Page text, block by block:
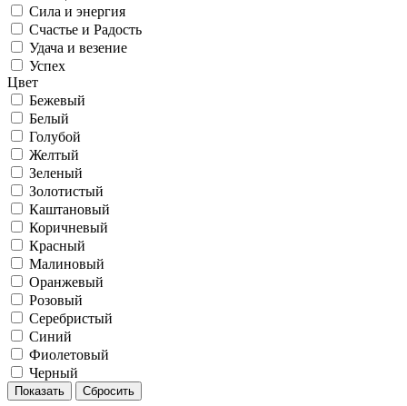
Сила и энергия
Счастье и Радость
Удача и везение
Успех
Цвет
Бежевый
Белый
Голубой
Желтый
Зеленый
Золотистый
Каштановый
Коричневый
Красный
Малиновый
Оранжевый
Розовый
Серебристый
Синий
Фиолетовый
Черный